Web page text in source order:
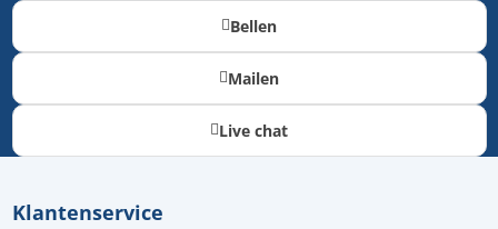
Bellen
Mailen
Live chat
Klantenservice